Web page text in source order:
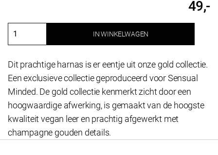
Dit prachtige harnas is er eentje uit onze gold collectie.
Een exclusieve collectie geproduceerd voor Sensual
Minded. De gold collectie kenmerkt zicht door een
hoogwaardige afwerking, is gemaakt van de hoogste
kwaliteit vegan leer en prachtig afgewerkt met
champagne gouden details.
49,-
Harnas
Tiffany
aantal
IN WINKELWAGEN